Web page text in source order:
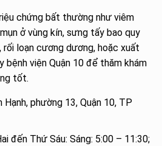
chứng bất thường như viêm
ở vùng kín, sưng tấy bao quy
loạn cương dương, hoặc xuất
bệnh viện Quận 10 để thăm khám
tốt.
phường 13, Quận 10, TP
đến Thứ Sáu: Sáng: 5:00 – 11:30;